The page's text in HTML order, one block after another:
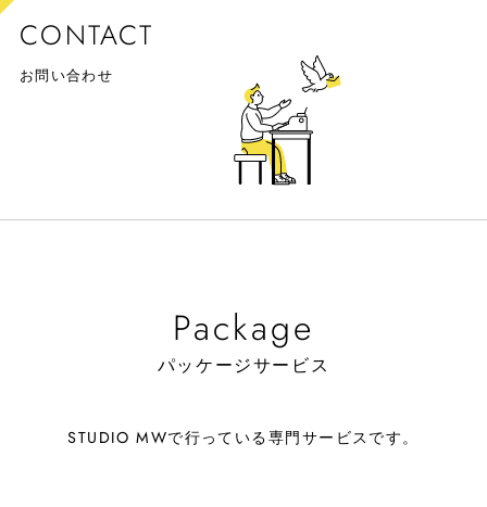
CONTACT
お問い合わせ
Package
パッケージサービス
STUDIO MWで行っている専門サービスです。